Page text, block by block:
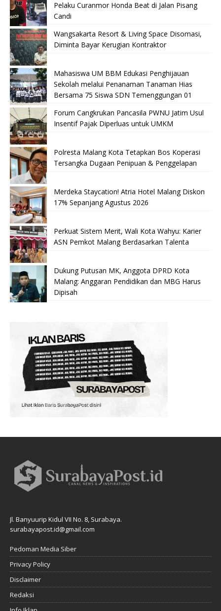
Pelaku Curanmor Honda Beat di Jalan Pisang
Candi
Wangsakarta Resort & Living Space Disomasi,
Diminta Bayar Kerugian Kontraktor
Mahasiswa UM BBM Edukasi Penghijauan
Sekolah melalui Penanaman Tanaman Hias
Bersama 75 Siswa SDN Temenggungan 01
Forum Cangkrukan Pancasila PWNU Jatim Usul
Insentif Pajak Diperluas untuk UMKM
Polresta Malang Kota Tetapkan Bos Koperasi
Tersangka Dugaan Penipuan & Penggelapan
Merdeka Staycation! Atria Hotel Malang Diskon
17% Sepanjang Agustus 2026
Perkuat Sistem Merit, Wali Kota Wahyu: Karier
ASN Pemkot Malang Berdasarkan Talenta
Dukung Putusan MK, Anggota DPRD Kota
Malang: Anggaran Pendidikan dan MBG Harus
Dipisah
Jl. Banyuurip Kidul VII No. 8, Surabaya.
surabayapost.id@gmail.com
Pedoman Media Siber
Privacy Policy
Disclaimer
Redaksi